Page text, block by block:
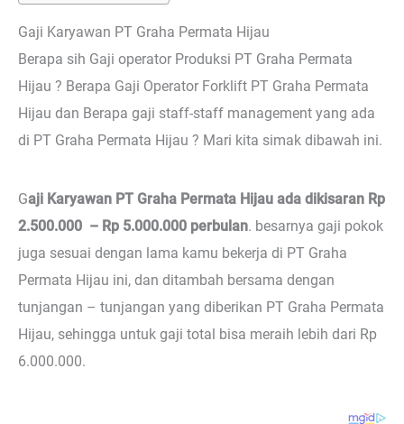
Gaji Karyawan PT Graha Permata Hijau
Berapa sih Gaji operator Produksi PT Graha Permata
Hijau ? Berapa Gaji Operator Forklift PT Graha Permata
Hijau dan Berapa gaji staff-staff management yang ada
di PT Graha Permata Hijau ? Mari kita simak dibawah ini.
Gaji Karyawan PT Graha Permata Hijau ada dikisaran Rp
2.500.000 – Rp 5.000.000 perbulan. besarnya gaji pokok
juga sesuai dengan lama kamu bekerja di PT Graha
Permata Hijau ini, dan ditambah bersama dengan
tunjangan – tunjangan yang diberikan PT Graha Permata
Hijau, sehingga untuk gaji total bisa meraih lebih dari Rp
6.000.000.